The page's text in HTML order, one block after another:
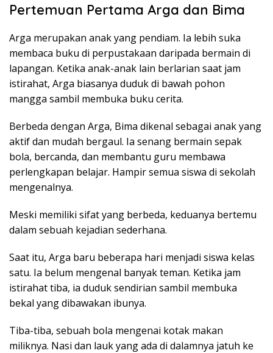
Pertemuan Pertama Arga dan Bima
Arga merupakan anak yang pendiam. Ia lebih suka
membaca buku di perpustakaan daripada bermain di
lapangan. Ketika anak-anak lain berlarian saat jam
istirahat, Arga biasanya duduk di bawah pohon
mangga sambil membuka buku cerita.
Berbeda dengan Arga, Bima dikenal sebagai anak yang
aktif dan mudah bergaul. Ia senang bermain sepak
bola, bercanda, dan membantu guru membawa
perlengkapan belajar. Hampir semua siswa di sekolah
mengenalnya.
Meski memiliki sifat yang berbeda, keduanya bertemu
dalam sebuah kejadian sederhana.
Saat itu, Arga baru beberapa hari menjadi siswa kelas
satu. Ia belum mengenal banyak teman. Ketika jam
istirahat tiba, ia duduk sendirian sambil membuka
bekal yang dibawakan ibunya.
Tiba-tiba, sebuah bola mengenai kotak makan
miliknya. Nasi dan lauk yang ada di dalamnya jatuh ke